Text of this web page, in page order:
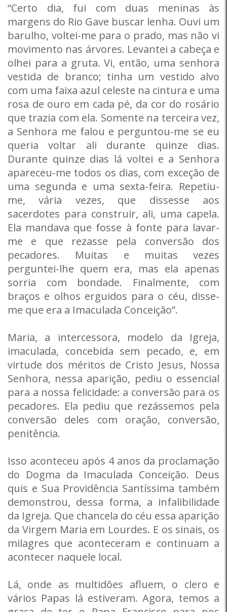
“Certo dia, fui com duas meninas às
margens do Rio Gave buscar lenha. Ouvi um
barulho, voltei-me para o prado, mas não vi
movimento nas árvores. Levantei a cabeça e
olhei para a gruta. Vi, então, uma senhora
vestida de branco; tinha um vestido alvo
com uma faixa azul celeste na cintura e uma
rosa de ouro em cada pé, da cor do rosário
que trazia com ela. Somente na terceira vez,
a Senhora me falou e perguntou-me se eu
queria voltar ali durante quinze dias.
Durante quinze dias lá voltei e a Senhora
apareceu-me todos os dias, com exceção de
uma segunda e uma sexta-feira. Repetiu-
me, vária vezes, que dissesse aos
sacerdotes para construir, ali, uma capela.
Ela mandava que fosse à fonte para lavar-
me e que rezasse pela conversão dos
pecadores. Muitas e muitas vezes
perguntei-lhe quem era, mas ela apenas
sorria com bondade. Finalmente, com
braços e olhos erguidos para o céu, disse-
me que era a Imaculada Conceição”.
Maria, a intercessora, modelo da Igreja,
imaculada, concebida sem pecado, e, em
virtude dos méritos de Cristo Jesus, Nossa
Senhora, nessa aparição, pediu o essencial
para a nossa felicidade: a conversão para os
pecadores. Ela pediu que rezássemos pela
conversão deles com oração, conversão,
penitência.
Isso aconteceu após 4 anos da proclamação
do Dogma da Imaculada Conceição. Deus
quis e Sua Providência Santíssima também
demonstrou, dessa forma, a infalibilidade
da Igreja. Que chancela do céu essa aparição
da Virgem Maria em Lourdes. E os sinais, os
milagres que aconteceram e continuam a
acontecer naquele local.
Lá, onde as multidões afluem, o clero e
vários Papas lá estiveram. Agora, temos a